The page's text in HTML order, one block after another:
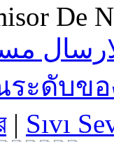
De
ะดับขอ
| Sıvı